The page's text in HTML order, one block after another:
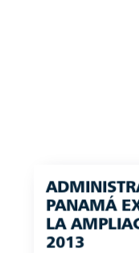
PANAMÁ
LA
2013